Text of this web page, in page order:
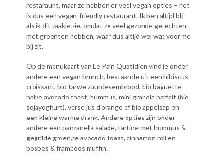
restaraunt, maar ze hebben er veel vegan opties – het
is dus een vegan-friendly restaurant. Ik ben altijd blij
als ik dit zaakje zie, omdat ze veel gezonde gerechten
met groenten hebben, waar dus altijd wel wat voor me
bij zit.
Op de menukaart van Le Pain Quotidien vind je onder
andere een vegan brunch, bestaande uit een hibiscus
croissant, bio tarwe zuurdesembrood, bio baguette,
halve avocado toast, hummus, mini granola parfait (bio
sojayoghurt), verse jus d’orange of bio appelsap en
een kleine warme drank. Andere opties zijn onder
andere een panzanella salade, tartine met hummus &
gegrilde groen,te avocado toast, cinnamon roll en
bosbes & framboos muffin.